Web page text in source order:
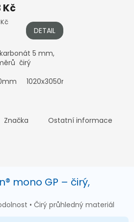
2050x1520mm
Kč
DETAIL
5 mm,
čirý
1020x3050mm
Značka Ostatní informace
mono GP – čirý,
• Čirý průhledný materiál